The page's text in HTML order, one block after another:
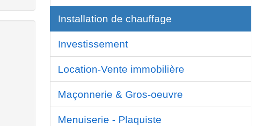
Installation de chauffage
Investissement
Location-Vente immobilière
Maçonnerie & Gros-oeuvre
Menuiserie - Plaquiste